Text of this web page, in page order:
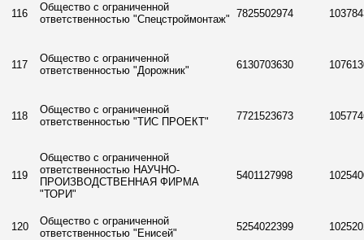
116
Общество с ограниченной
ответственностью "Спецстроймонтаж" 7825502974
117
Общество с ограниченной
ответственностью "Дорожник"
6130703630
118
Общество с ограниченной
ответственностью "ТИС ПРОЕКТ"
7721523673
119
Общество с ограниченной
ответственностью НАУЧНО-
ПРОИЗВОДСТВЕННАЯ ФИРМА
"ТОРИ"
5401127998
120
Общество с ограниченной
ответственностью "Енисей"
5254022399